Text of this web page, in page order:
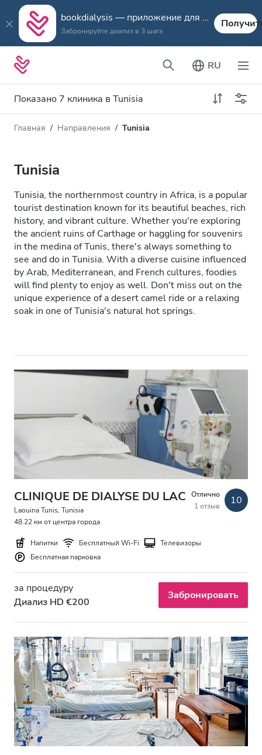
bookdialysis — приложение для путешествий
Забронируйте диализ в 3 шага
RU
Показано 7 клиника в Tunisia
Тип диализа
Все виды диализа
Диализ HDF
Принимает
Пациенты с ВИЧ
Пациенты с гепатитом B
GHIC
Удобства
Бесплатный Wi-Fi
Телевизоры
Бесплатный трансфер
Бесплатная парковка
0–100 EUR
200–300 EUR
300+ EUR
Смены
Утро
Расстояние
Цена
Главная Направления Tunisia
Tunisia
Tunisia, the northernmost country in Africa, is a popular
tourist destination known for its beautiful beaches, rich
history, and vibrant culture. Whether you're exploring
the ancient ruins of Carthage or haggling for souvenirs
in the medina of Tunis, there's always something to
see and do in Tunisia. With a diverse cuisine influenced
by Arab, Mediterranean, and French cultures, foodies
will find plenty to enjoy as well. Don't miss out on the
unique experience of a desert camel ride or a relaxing
soak in one of Tunisia's natural hot springs.
CLINIQUE DE DIALYSE DU LAC
Laouina Tunis, Tunisia
48.22 км от центра города
Отлично
1 отзыв
10
Напитки Бесплатный Wi-Fi
Телевизоры
Бесплатная парковка
за процедуру
Диализ HD €200
Забронировать